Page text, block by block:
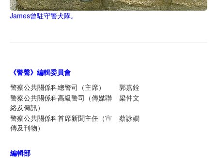
James曾駐守警犬隊。
《警聲》編輯委員會
警察公共關係科總警司（主席）
郭嘉銓
警察公共關係科高級警司（傳媒聯
絡及傳訊）
梁仲文
警察公共關係科首席新聞主任（宣
傳及刊物）
蔡詠嫺
編輯部